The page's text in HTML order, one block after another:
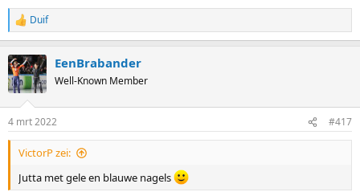
R
e
c
t
i
s
:
Duif
EenBrabander
Well-Known Member
4 mrt 2022 #417
VictorP zei:
Jutta met gele en blauwe nagels